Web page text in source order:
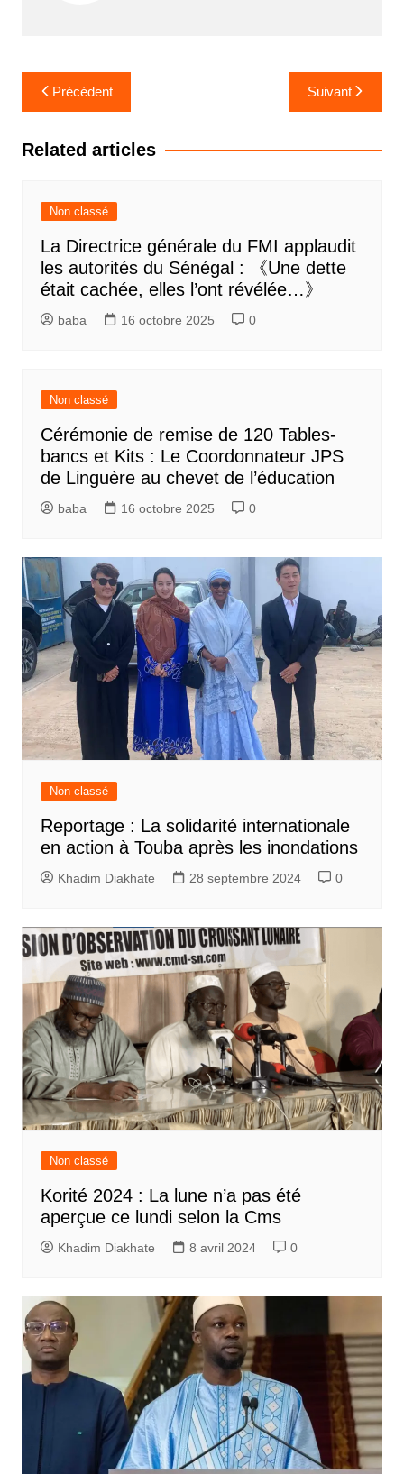
Navigation
de
l’article
Précédent Suivant
Related articles
Non classé
La Directrice générale du FMI applaudit
les autorités du Sénégal : 《Une dette
était cachée, elles l’ont révélée…》
baba 16 octobre 2025 0
Non classé
Cérémonie de remise de 120 Tables-
bancs et Kits : Le Coordonnateur JPS
de Linguère au chevet de l’éducation
baba 16 octobre 2025 0
Non classé
Reportage : La solidarité internationale
en action à Touba après les inondations
Khadim Diakhate 28 septembre 2024 0
Non classé
Korité 2024 : La lune n’a pas été
aperçue ce lundi selon la Cms
Khadim Diakhate 8 avril 2024 0